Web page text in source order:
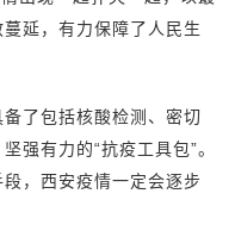
延，有力保障了人民生
了包括核酸检测、密切
强有力的“抗疫工具包”。
，西安疫情一定会逐步